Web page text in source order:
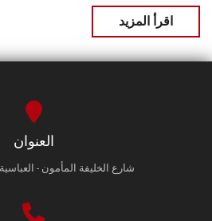
اقرأ المزيد
العنوان
شارع الخليفة المأمون -